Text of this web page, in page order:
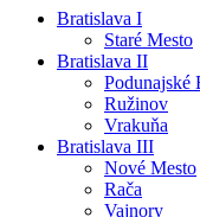
Bratislava I
Staré Mesto
Bratislava II
Podunajské
Ružinov
Vrakuňa
Bratislava III
Nové Mesto
Rača
Vajnory